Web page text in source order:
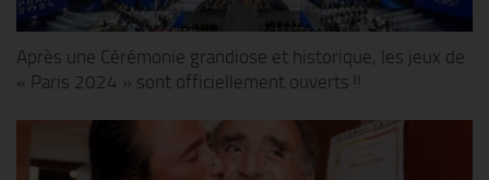
Après une Cérémonie grandiose et historique, les jeux de
« Paris 2024 » sont officiellement ouverts !!